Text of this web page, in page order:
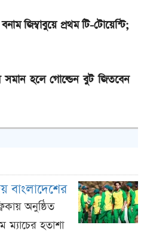
জিম্বাবুয়ে প্রথম টি-টোয়েন্টি;
হলে গোল্ডেন বুট জিতবেন
বাংলাদেশের
অনুষ্ঠিত
ম্যাচের হতাশা